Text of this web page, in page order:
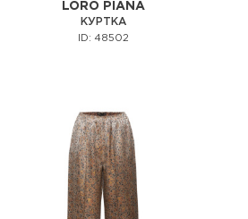
LORO PIANA
КУРТКА
ID: 48502